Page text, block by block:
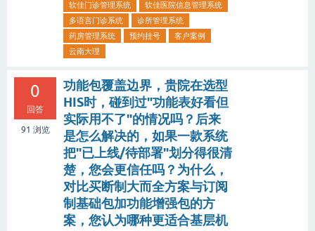
软佳门诊管理系统
软佳医院信息管理系统
多语言门诊系统
诊所管理系统
药房管理系统
预约挂号
客户案例
云南大理
0
回答
91 浏览
功能包覆盖边界，贵院在选型
HIS时，碰到过"功能表好看但
实际用不了"的情况吗？后来
是怎么解决的，如果一款系统
把"已上线/待部署"划分得很清
楚，您会更信任吗？为什么，
对比买断制大而全方案与订阅
制基础包加功能增强包的方
案，您认为哪种更适合基层机